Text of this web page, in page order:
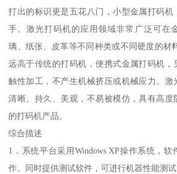
打出的标识更是五花八门，小型金属打码机
手。激光打码机的应用领域非常广泛可在
璃、纸张、皮革等不同种类或不同硬度的材
远高于传统的打码机，便携式金属打码机，
触性加工，不产生机械挤压或机械应力。激
清晰、持久、美观，不易被模仿，具有高度
的打码机产品。
综合描述
1．系统平台采用Windows XP操作系统，
作。同时提供测试软件，可进行机器性能测试